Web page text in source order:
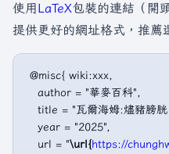
使用LaTeX包裝的連結（開
提供更好的網址格式，推薦
@misc{ wiki:xxx,
   author = "華麥百科",
title = "瓦爾海姆:燼豬膀胱
   year = "2025",
   url = "
\url{https://